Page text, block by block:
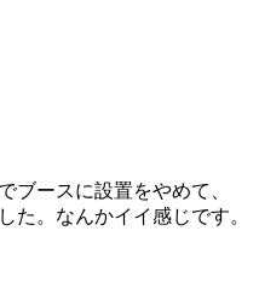
ブースに設置をやめて、
た。なんかイイ感じです。